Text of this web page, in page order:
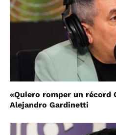
«Quiero romper un récord
Alejandro Gardinetti